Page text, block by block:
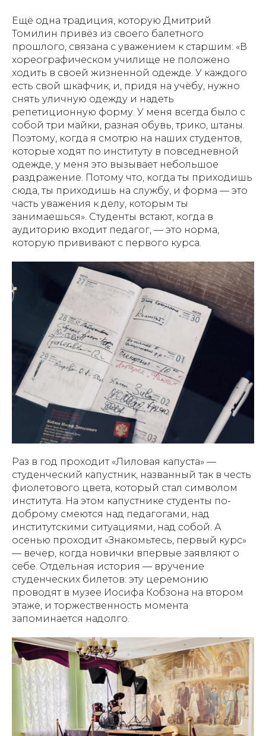
Ещё одна традиция, которую Дмитрий
Томилин привёз из своего балетного
прошлого, связана с уважением к старшим: «В
хореографическом училище не положено
ходить в своей жизненной одежде. У каждого
есть свой шкафчик, и, придя на учёбу, нужно
снять уличную одежду и надеть
репетиционную форму. У меня всегда было с
собой три майки, разная обувь, трико, штаны.
Поэтому, когда я смотрю на наших студентов,
которые ходят по институту в повседневной
одежде, у меня это вызывает небольшое
раздражение. Потому что, когда ты приходишь
сюда, ты приходишь на службу, и форма — это
часть уважения к делу, которым ты
занимаешься». Студенты встают, когда в
аудиторию входит педагог, — это норма,
которую прививают с первого курса.
Раз в год проходит «Лиловая капуста» —
студенческий капустник, названный так в честь
фиолетового цвета, который стал символом
института. На этом капустнике студенты по-
доброму смеются над педагогами, над
институтскими ситуациями, над собой. А
осенью проходит «Знакомьтесь, первый курс»
— вечер, когда новички впервые заявляют о
себе. Отдельная история — вручение
студенческих билетов: эту церемонию
проводят в музее Иосифа Кобзона на втором
этаже, и торжественность момента
запоминается надолго.